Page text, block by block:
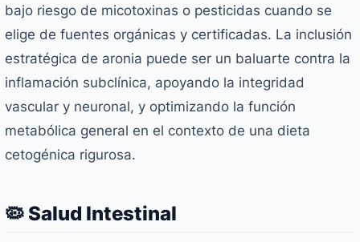
bajo riesgo de micotoxinas o pesticidas cuando se
elige de fuentes orgánicas y certificadas. La inclusión
estratégica de aronia puede ser un baluarte contra la
inflamación subclínica, apoyando la integridad
vascular y neuronal, y optimizando la función
metabólica general en el contexto de una dieta
cetogénica rigurosa.
🦠 Salud Intestinal